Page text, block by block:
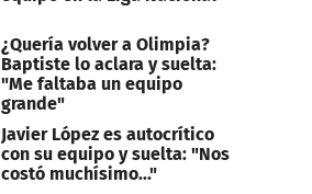
¿Quería volver a Olimpia?
Baptiste lo aclara y suelta:
"Me faltaba un equipo
grande"
Javier López es autocrítico
con su equipo y suelta: "Nos
costó muchísimo..."